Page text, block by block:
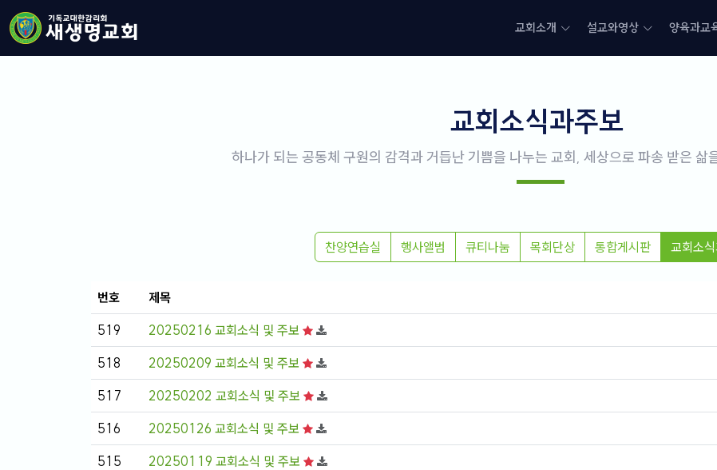
교회소개 설교와영상 양육과교
교회소식과주보
하나가 되는 공동체 구원의 감격과 거듭난 기쁨을 나누는 교회, 세상으로 파송 받은 삶
찬양연습실 행사앨범 큐티나눔 목회단상 통합게시판 교회소
번호 제목
519 20250216 교회소식 및 주보
518 20250209 교회소식 및 주보
517 20250202 교회소식 및 주보
516 20250126 교회소식 및 주보
515 20250119 교회소식 및 주보